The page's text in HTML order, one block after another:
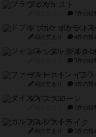
ブラヴェスト
1件の投
ドブル：ポケット
紹介文あり 4件の投
ジャンヌ・ダルク-
5件の投
ファースト・イン
紹介文あり 3件の投
ダイススローン
1件の投
ガルフストライク
紹介文あり 1件の投